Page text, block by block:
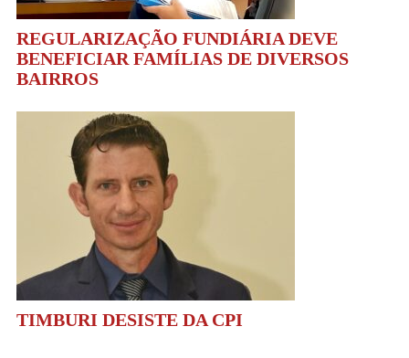
REGULARIZAÇÃO FUNDIÁRIA DEVE
BENEFICIAR FAMÍLIAS DE DIVERSOS
BAIRROS
TIMBURI DESISTE DA CPI